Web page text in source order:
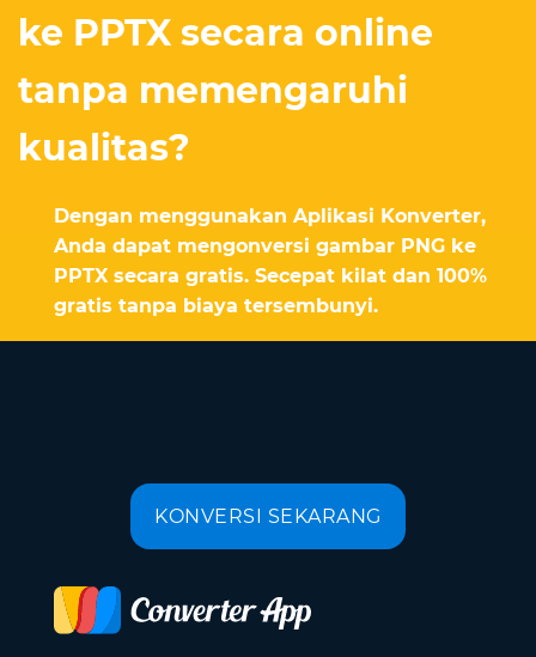
ke PPTX secara online
tanpa memengaruhi
kualitas?
Dengan menggunakan Aplikasi Konverter,
Anda dapat mengonversi gambar PNG ke
PPTX secara gratis. Secepat kilat dan 100%
gratis tanpa biaya tersembunyi.
KONVERSI SEKARANG